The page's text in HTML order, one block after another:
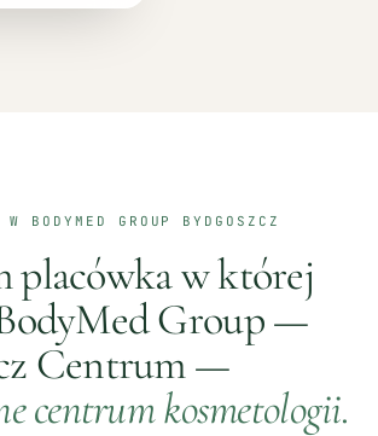
W BODYMED GROUP BYDGOSZCZ
placówka w której
Group —
Centrum—
centrum kosmetologii.